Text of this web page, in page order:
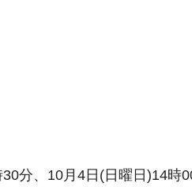
分、10月4日(日曜日)14時